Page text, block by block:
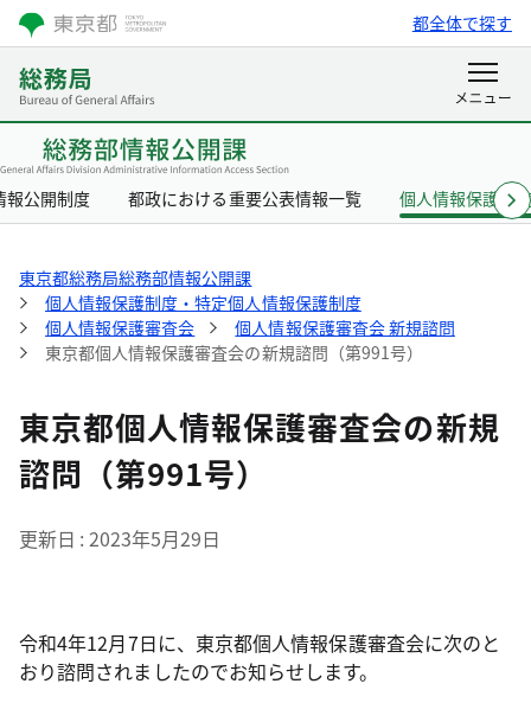
都全体で探す
報公開制度 都政における重要公表情報一覧 個人情報保護制
東京都総務局総務部情報公開課
個人情報保護制度・特定個人情報保護制度
個人情報保護審査会
個人情報保護審査会 新規諮問
東京都個人情報保護審査会の新規諮問（第991号）
東京都個人情報保護審査会の新規
諮問（第991号）
更新日 2023年5月29日
令和4年12月7日に、東京都個人情報保護審査会に次のと
おり諮問されましたのでお知らせします。